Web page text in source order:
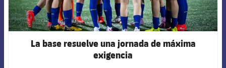
La base resuelve una jornada de máxima
exigencia